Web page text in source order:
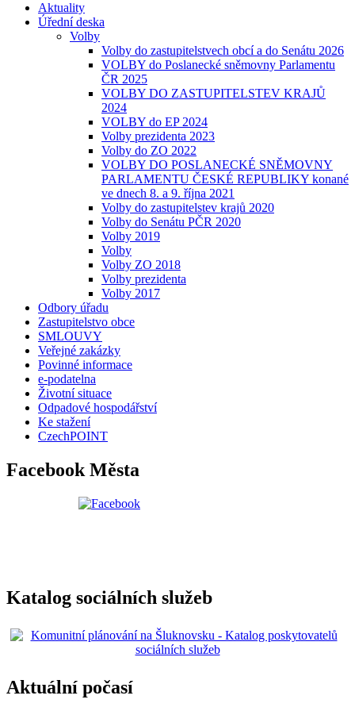
Aktuality
Úřední deska
Volby
Volby do zastupitelstvech obcí a do Senátu 2026
VOLBY do Poslanecké sněmovny Parlamentu
ČR 2025
VOLBY DO ZASTUPITELSTEV KRAJŮ
2024
VOLBY do EP 2024
Volby prezidenta 2023
Volby do ZO 2022
VOLBY DO POSLANECKÉ SNĚMOVNY
PARLAMENTU ČESKÉ REPUBLIKY konané
ve dnech 8. a 9. října 2021
Volby do zastupitelstev krajů 2020
Volby do Senátu PČR 2020
Volby 2019
Volby
Volby ZO 2018
Volby prezidenta
Volby 2017
Odbory úřadu
Zastupitelstvo obce
SMLOUVY
Veřejné zakázky
Povinné informace
e-podatelna
Životní situace
Odpadové hospodářství
Ke stažení
CzechPOINT
Facebook Města
Katalog sociálních služeb
Aktuální počasí